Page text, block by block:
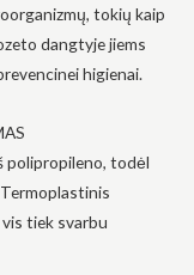
tokių kaip
dangtyje jiems
higienai.
polipropileno, todėl
tiek svarbu